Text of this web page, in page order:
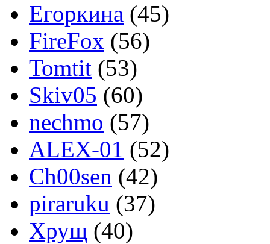
Егоркина (45)
FireFox (56)
Tomtit (53)
Skiv05 (60)
nechmo (57)
ALEX-01 (52)
Ch00sen (42)
piraruku (37)
Хрущ (40)